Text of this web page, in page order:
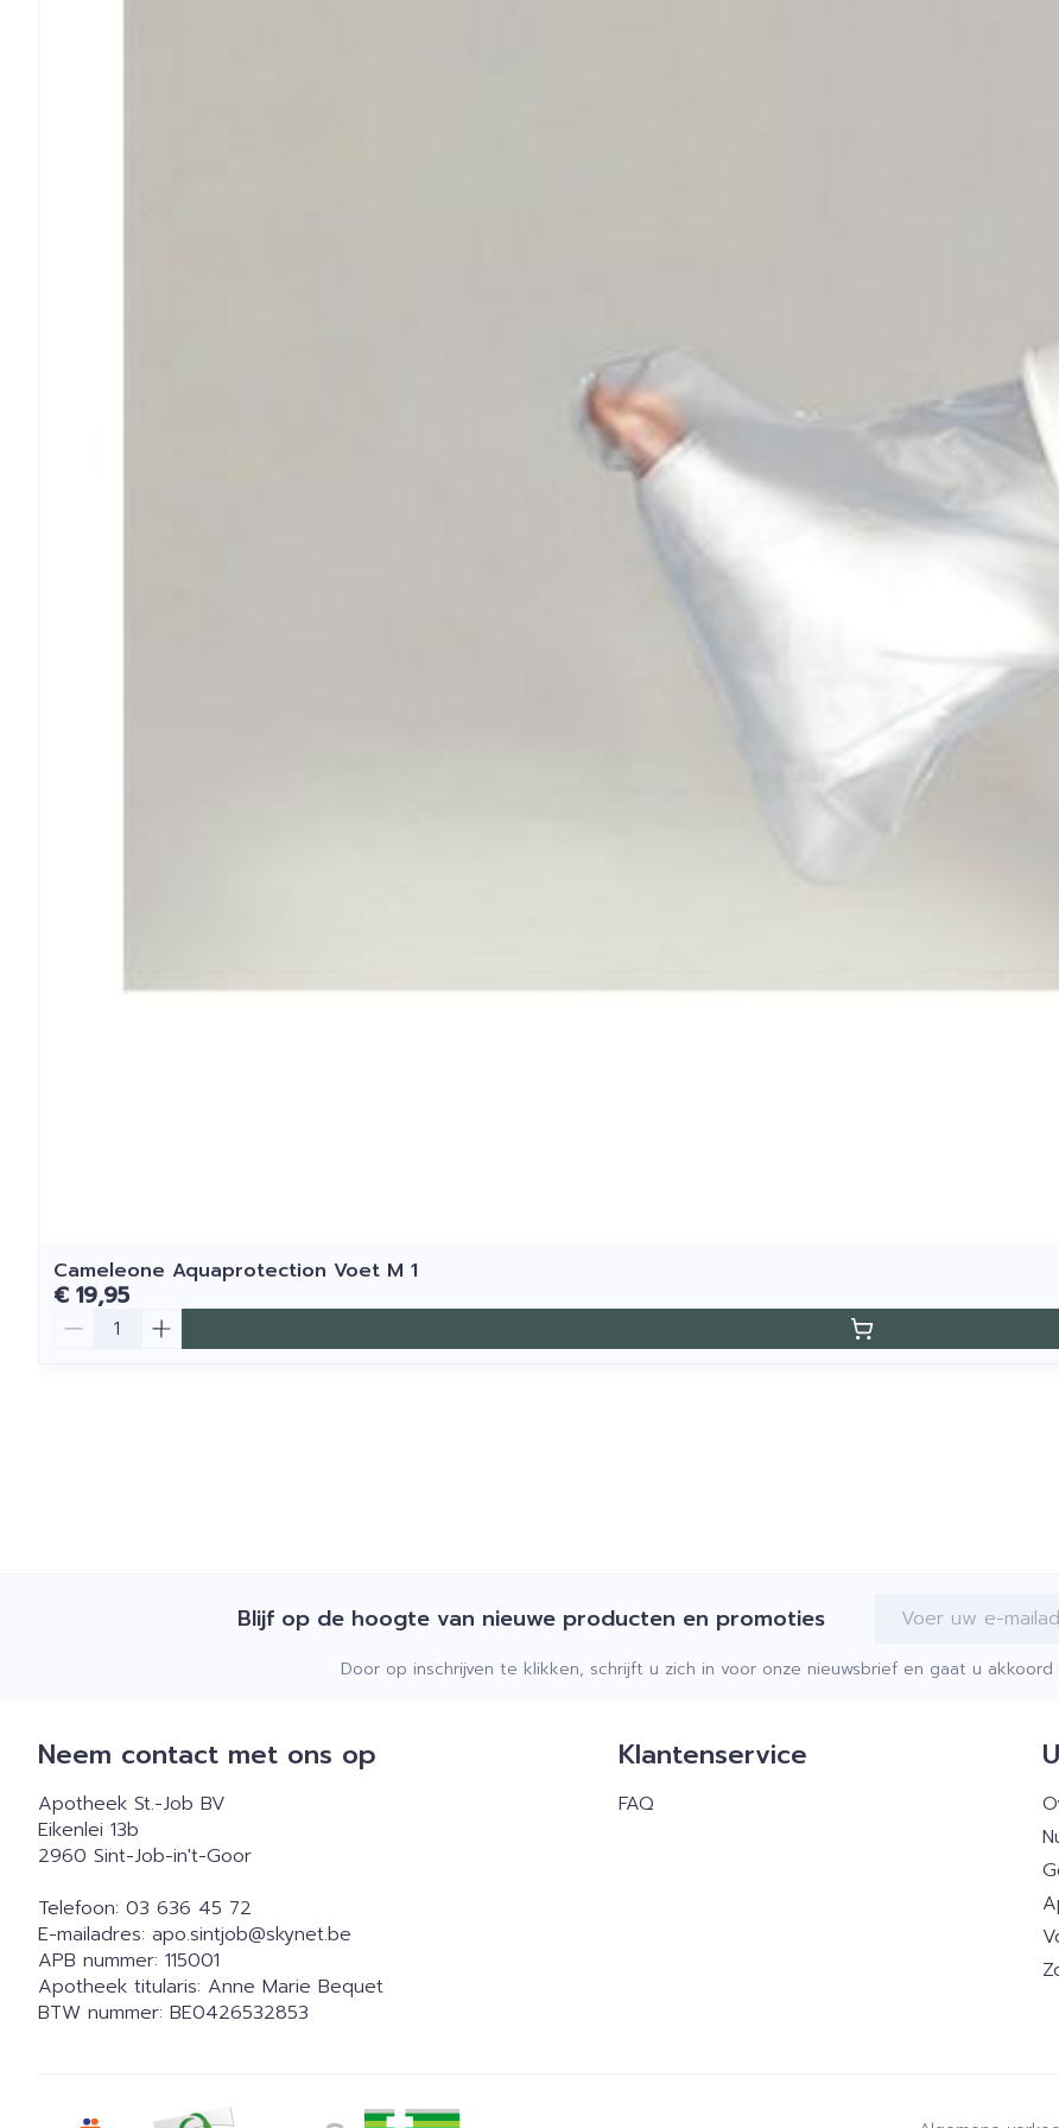
Cameleone Aquaprotection Voet M 1
€ 19,95
Blijf op de hoogte van nieuwe producten en promoties E-mail adres
Door op inschrijven te klikken, schrijft u zich in voor onze nieuwsbrief en gaat u
Neem contact met ons op
Apotheek St.-Job BV
Eikenlei 13b
2960 Sint-Job-in't-Goor
Telefoon: 03 636 45 72
E-mailadres: apo.sintjob@skynet.be
APB nummer: 115001
Apotheek titularis: Anne Marie Bequet
BTW nummer: BE0426532853
Klantenservice
FAQ